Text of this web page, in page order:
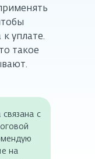
уплате.
такое
с
на